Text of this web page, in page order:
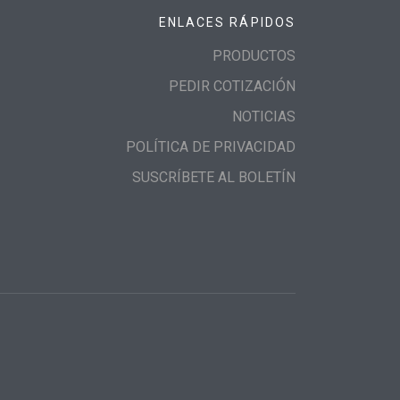
ENLACES RÁPIDOS
PRODUCTOS
PEDIR COTIZACIÓN
NOTICIAS
POLÍTICA DE PRIVACIDAD
SUSCRÍBETE AL BOLETÍN